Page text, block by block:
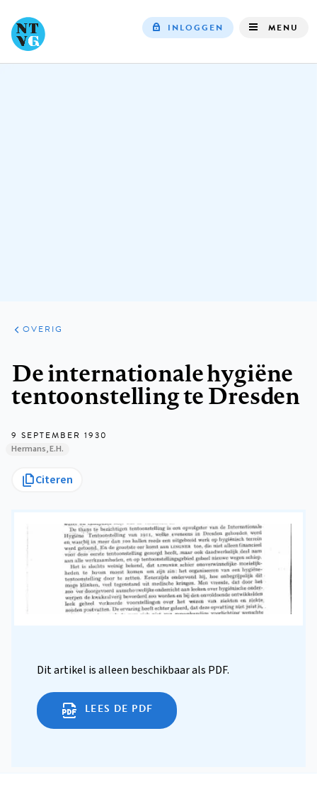
INLOGGEN MENU
ARTIKELEN
OVERIG
OVERIG
De internationale hygiëne
tentoonstelling te Dresden
9 SEPTEMBER 1930
Hermans, E.H.
Citeren
Dit artikel is alleen beschikbaar als PDF.
LEES DE PDF